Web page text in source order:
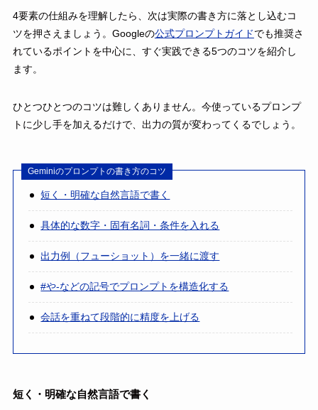
4要素の仕組みを理解したら、次は実際の書き方に落とし込むコ
ツを押さえましょう。Googleの公式プロンプトガイドでも推奨さ
れているポイントを中心に、すぐ実践できる5つのコツを紹介し
ます。
ひとつひとつのコツは難しくありません。今使っているプロンプ
トに少し手を加えるだけで、出力の質が変わってくるでしょう。
Geminiのプロンプトの書き方のコツ
短く・明確な自然言語で書く
具体的な数字・固有名詞・条件を入れる
出力例（フューショット）を一緒に渡す
#や-などの記号でプロンプトを構造化する
会話を重ねて段階的に精度を上げる
短く・明確な自然言語で書く